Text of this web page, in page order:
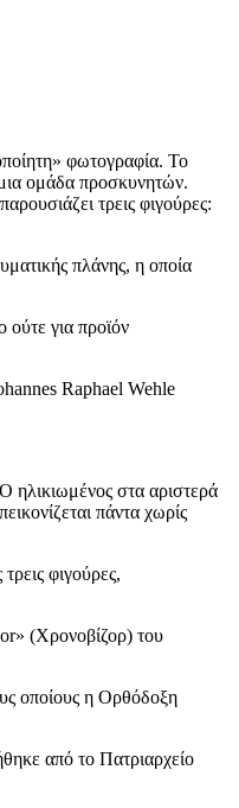
φωτογραφία. Το
ομάδα προσκυνητών.
τρεις φιγούρες:
πλάνης, η οποία
ούτε για προϊόν
Raphael Wehle
ηλικιωμένος στα αριστερά
πάντα χωρίς
φιγούρες,
(Χρονοβίζορ) του
οποίους η Ορθόδοξη
από το Πατριαρχείο